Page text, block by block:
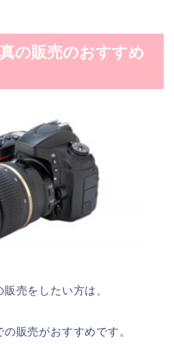
の販売のおすすめ
売をしたい方は、
販売がおすすめです。